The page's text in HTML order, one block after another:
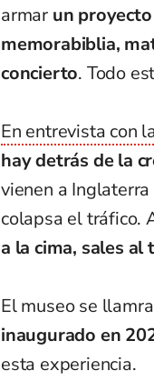
armar un
memorabiblia,
concierto. Todo
En entrevista con
hay detrás de la
vienen a
colapsa el tráfico.
a la cima, sales
El museo se
inaugurado en
esta experiencia.